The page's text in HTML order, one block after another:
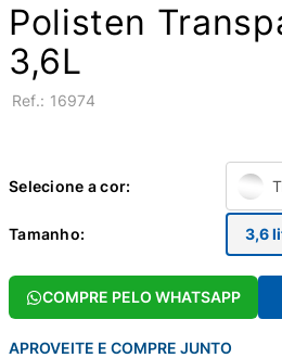
Polisten
3,6L
: 16974
Selecione a cor:
Tamanho: 3,6
COMPRE PELO WHATSAPP
APROVEITE E COMPRE JUNTO